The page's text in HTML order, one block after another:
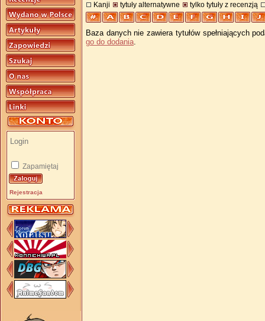
Zapamiętaj
Rejestracja
Kanji tytuły alternatywne tylko tytuły z recenzją
Baza danych nie zawiera tytułów spełniających
go do dodania.